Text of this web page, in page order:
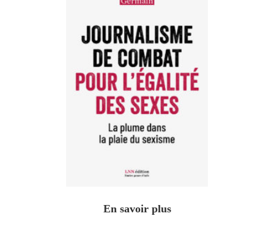
En savoir plus